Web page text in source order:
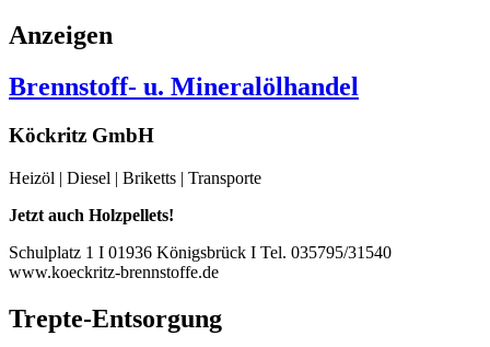
Anzeigen
Brennstoff- u. Mineralölhandel
Köckritz GmbH
Heizöl | Diesel | Briketts | Transporte
Jetzt auch Holzpellets!
Schulplatz 1 I 01936 Königsbrück I Tel. 035795/31540
www.koeckritz-brennstoffe.de
Trepte-Entsorgung